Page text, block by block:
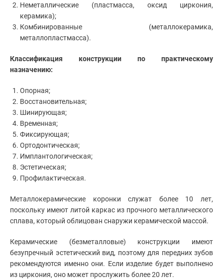
Неметаллические (пластмасса, оксид циркония,
керамика);
Комбинированные (металлокерамика,
металлопластмасса).
Классификация конструкции по практическому
назначению:
Опорная;
Восстановительная;
Шинирующая;
Временная;
Фиксирующая;
Ортодонтическая;
Имплантологическая;
Эстетическая;
Профилактическая.
Металлокерамические коронки служат более 10 лет,
поскольку имеют литой каркас из прочного металлического
сплава, который облицован снаружи керамической массой.
Керамические (безметалловые) конструкции имеют
безупречный эстетический вид, поэтому для передних зубов
рекомендуются именно они. Если изделие будет выполнено
из циркония, оно может прослужить более 20 лет.